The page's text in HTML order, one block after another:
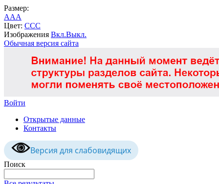
Размер:
AAA
Цвет: CCC
Изображения Вкл.Выкл.
Обычная версия сайта
Войти
Открытые данные
Контакты
Версия для слабовидящих
Поиск